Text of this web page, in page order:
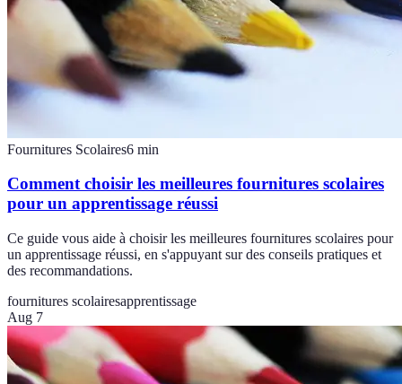
Fournitures Scolaires6 min
Comment choisir les meilleures fournitures scolaires
pour un apprentissage réussi
Ce guide vous aide à choisir les meilleures fournitures scolaires pour
un apprentissage réussi, en s'appuyant sur des conseils pratiques et
des recommandations.
fournitures scolairesapprentissage
Aug 7